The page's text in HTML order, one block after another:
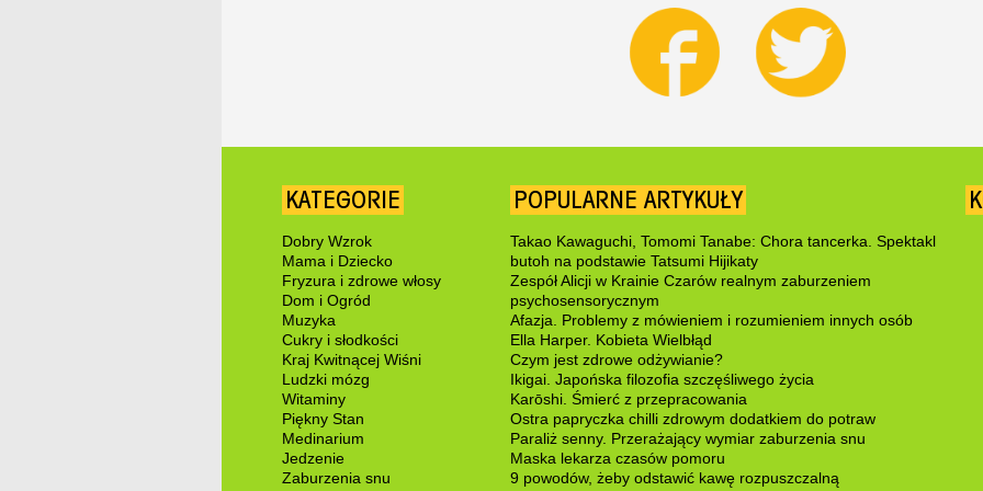
KATEGORIE
Dobry Wzrok
Mama i Dziecko
Fryzura i zdrowe włosy
Dom i Ogród
Muzyka
Cukry i słodkości
Kraj Kwitnącej Wiśni
Ludzki mózg
Witaminy
Piękny Stan
Medinarium
Jedzenie
Zaburzenia snu
POPULARNE ARTYKUŁY
Takao Kawaguchi, Tomomi Tanabe: Chora tancerka. Spektakl
butoh na podstawie Tatsumi Hijikaty
Zespół Alicji w Krainie Czarów realnym zaburzeniem
psychosensorycznym
Afazja. Problemy z mówieniem i rozumieniem innych osób
Ella Harper. Kobieta Wielbłąd
Czym jest zdrowe odżywianie?
Ikigai. Japońska filozofia szczęśliwego życia
Karōshi. Śmierć z przepracowania
Ostra papryczka chilli zdrowym dodatkiem do potraw
Paraliż senny. Przerażający wymiar zaburzenia snu
Maska lekarza czasów pomoru
9 powodów, żeby odstawić kawę rozpuszczalną